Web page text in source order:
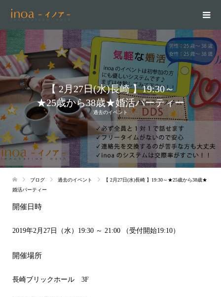
【 2月27日(水)長崎 】19:30～
★25歳から38歳★婚活パーティー
過去のイベント
ブログ 過去のイベント
【 2月27日(水)長崎 】19:30～★25歳から38歳★
婚活パーティー
開催日時
2019年2月27日（水）19:30 ～ 21:00 （受付開始19:10）
開催場所
長崎ブリックホール 3F